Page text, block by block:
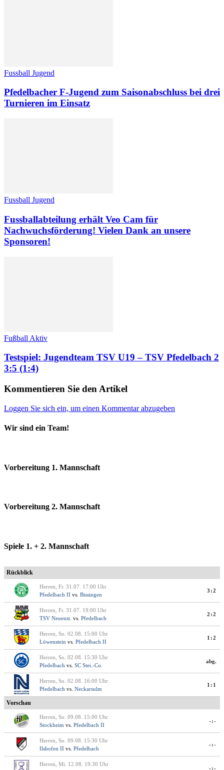
Fussball Jugend
Pfedelbacher F-Jugend zum Saisonabschluss bei drei
Turnieren im Einsatz
Fussball Jugend
Fussballabteilung erhält Veo Cam für
Nachwuchsförderung! Vielen Dank an unsere
Sponsoren!
Fußball Aktiv
Testspiel: Jugendteam TSV U19 – TSV Pfedelbach 2
3:5 (1:4)
Kommentieren Sie den Artikel
Loggen Sie sich ein, um einen Kommentar abzugeben
Wir sind ein Team!
Vorbereitung 1. Mannschaft
Vorbereitung 2. Mannschaft
Spiele 1. + 2. Mannschaft
Rückblick
Herren, Fr. 31.07. 17:00 Uhr
Pfedelbach II vs. Bissingen
3:2
Herren, Fr. 31.07. 19:00 Uhr
TSV Neuenst. vs. Pfedelbach
2:2
Herren, So. 02.08. 15:00 Uhr
Löwenstein vs. Pfedelbach II
1:2
Herren, So. 02.08. 15:30 Uhr
Pfedelbach vs. SC Stei.-Co.
abg.
Herren, So. 02.08. 16:00 Uhr
Pfedelbach vs. Neckarsulm
1:1
Vorschau
Herren, So. 09.08. 15:00 Uhr
Stockheim vs. Pfedelbach II
-:-
Herren, So. 09.08. 15:30 Uhr
Ilshofen II vs. Pfedelbach
-:-
Herren, Mi. 12.08. 19:30 Uhr
-:-